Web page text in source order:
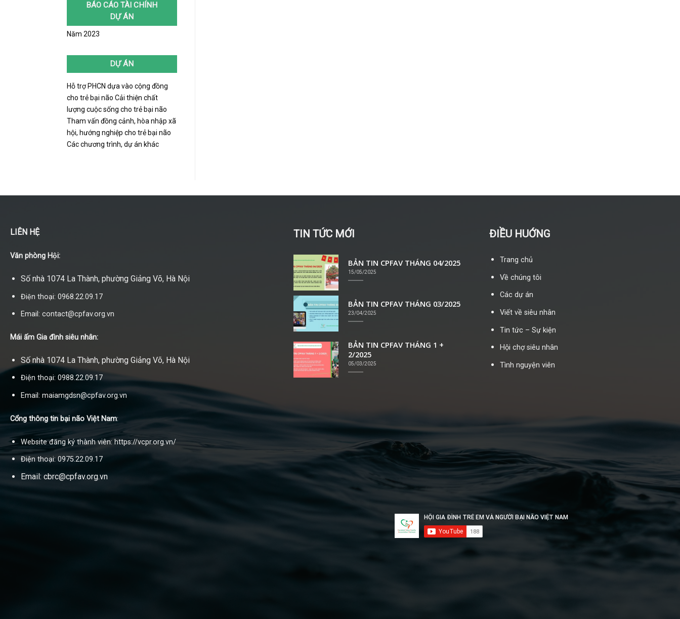
BÁO CÁO TÀI CHÍNH
DỰ ÁN
Năm 2023
DỰ ÁN
Hỗ trợ PHCN dựa vào cộng đồng
cho trẻ bại não Cải thiện chất
lượng cuộc sống cho trẻ bại não
Tham vấn đồng cảnh, hòa nhập xã
hội, hướng nghiệp cho trẻ bại não
Các chương trình, dự án khác
LIÊN HỆ
Văn phòng Hội:
Số nhà 1074 La Thành, phường Giảng Võ, Hà Nội
Điện thoại: 0968.22.09.17
Email: contact@cpfav.org.vn
Mái ấm Gia đình siêu nhân:
Số nhà 1074 La Thành, phường Giảng Võ, Hà Nội
Điện thoại: 0988.22.09.17
Email: maiamgdsn@cpfav.org.vn
Cổng thông tin bại não Việt Nam:
Website đăng ký thành viên: https://vcpr.org.vn/
Điện thoại: 0975.22.09.17
Email: cbrc@cpfav.org.vn
TIN TỨC MỚI
BẢN TIN CPFAV THÁNG 04/2025
15/05/2025
BẢN TIN CPFAV THÁNG 03/2025
23/04/2025
BẢN TIN CPFAV THÁNG 1 +
2/2025
05/03/2025
ĐIỀU HUỚNG
Trang chủ
Về chúng tôi
Các dự án
Viết về siêu nhân
Tin tức – Sự kiện
Hội chợ siêu nhân
Tình nguyện viên